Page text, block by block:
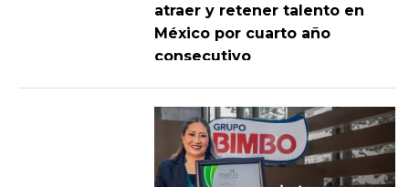
atraer y retener talento en
México por cuarto año
consecutivo